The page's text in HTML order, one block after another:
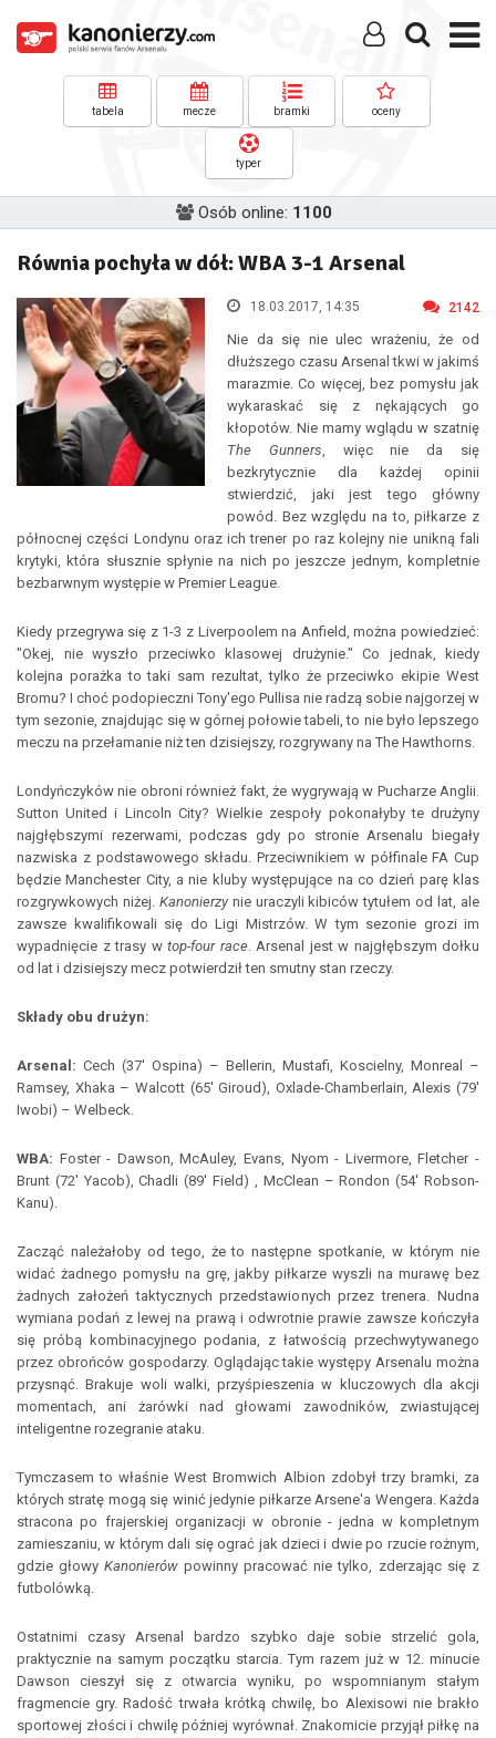
tabela mecze bramki oceny
typer
Osób online: 1100
Równia pochyła w dół: WBA 3-1 Arsenal
18.03.2017, 14:35 2142
Nie da się nie ulec wrażeniu, że od
dłuższego czasu Arsenal tkwi w jakimś
marazmie. Co więcej, bez pomysłu jak
wykaraskać się z nękających go
kłopotów. Nie mamy wglądu w szatnię
The Gunners, więc nie da się
bezkrytycznie dla każdej opinii
stwierdzić, jaki jest tego główny
powód. Bez względu na to, piłkarze z
północnej części Londynu oraz ich trener po raz kolejny nie unikną fali
krytyki, która słusznie spłynie na nich po jeszcze jednym, kompletnie
bezbarwnym występie w Premier League.
Kiedy przegrywa się z 1-3 z Liverpoolem na Anfield, można powiedzieć:
"Okej, nie wyszło przeciwko klasowej drużynie." Co jednak, kiedy
kolejna porażka to taki sam rezultat, tylko że przeciwko ekipie West
Bromu? I choć podopieczni Tony'ego Pullisa nie radzą sobie najgorzej w
tym sezonie, znajdując się w górnej połowie tabeli, to nie było lepszego
meczu na przełamanie niż ten dzisiejszy, rozgrywany na The Hawthorns.
Londyńczyków nie obroni również fakt, że wygrywają w Pucharze Anglii.
Sutton United i Lincoln City? Wielkie zespoły pokonałyby te drużyny
najgłębszymi rezerwami, podczas gdy po stronie Arsenalu biegały
nazwiska z podstawowego składu. Przeciwnikiem w półfinale FA Cup
będzie Manchester City, a nie kluby występujące na co dzień parę klas
rozgrywkowych niżej. Kanonierzynie uraczyli kibiców tytułem od lat, ale
zawsze kwalifikowali się do Ligi Mistrzów. W tym sezonie grozi im
wypadnięcie z trasy w top-four race. Arsenal jest w najgłębszym dołku
od lat i dzisiejszy mecz potwierdził ten smutny stan rzeczy.
Składy obu drużyn:
Arsenal: Cech (37' Ospina) – Bellerin, Mustafi, Koscielny, Monreal –
Ramsey, Xhaka – Walcott (65' Giroud), Oxlade-Chamberlain, Alexis (79'
Iwobi) – Welbeck.
WBA: Foster - Dawson, McAuley, Evans, Nyom - Livermore, Fletcher -
Brunt (72' Yacob), Chadli (89' Field) , McClean – Rondon (54' Robson-
Kanu).
Zacząć należałoby od tego, że to następne spotkanie, w którym nie
widać żadnego pomysłu na grę, jakby piłkarze wyszli na murawę bez
żadnych założeń taktycznych przedstawionych przez trenera. Nudna
wymiana podań z lewej na prawą i odwrotnie prawie zawsze kończyła
się próbą kombinacyjnego podania, z łatwością przechwytywanego
przez obrońców gospodarzy. Oglądając takie występy Arsenalu można
przysnąć. Brakuje woli walki, przyśpieszenia w kluczowych dla akcji
momentach, ani żarówki nad głowami zawodników, zwiastującej
inteligentne rozegranie ataku.
Tymczasem to właśnie West Bromwich Albion zdobył trzy bramki, za
których stratę mogą się winić jedynie piłkarze Arsene'a Wengera. Każda
stracona po frajerskiej organizacji w obronie - jedna w kompletnym
zamieszaniu, w którym dali się ograć jak dzieci i dwie po rzucie rożnym,
gdzie głowyKanonierówpowinny pracować nie tylko, zderzając się z
futbolówką.
Ostatnimi czasy Arsenal bardzo szybko daje sobie strzelić gola,
praktycznie na samym początku starcia. Tym razem już w 12. minucie
Dawson cieszył się z otwarcia wyniku, po wspomnianym stałym
fragmencie gry. Radość trwała krótką chwilę, bo Alexisowi nie brakło
sportowej złości i chwilę później wyrównał. Znakomicie przyjął piłkę na